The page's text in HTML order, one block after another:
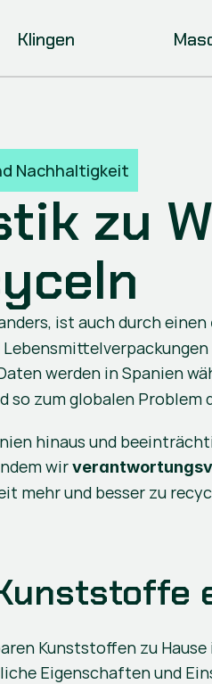
Klingen
Nachhaltigkeit
zu
ist auch durch einen
werden in Spanien
so zum globalen
hinaus und
wir
mehr und besser zu
Kunststoffen zu
Eigenschaften und